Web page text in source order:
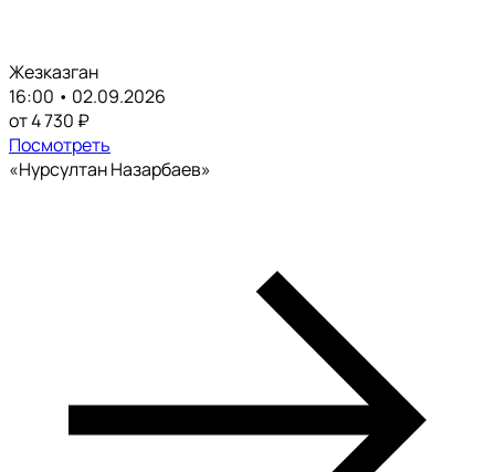
Жезказган
16:00 • 02.09.2026
от 4 730 ₽
Посмотреть
«Нурсултан Назарбаев»